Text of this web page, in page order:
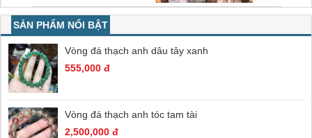
SẢN PHẨM NỔI BẬT
Vòng đá thạch anh dâu tây xanh
555,000 đ
Vòng đá thạch anh tóc tam tài
2,500,000 đ